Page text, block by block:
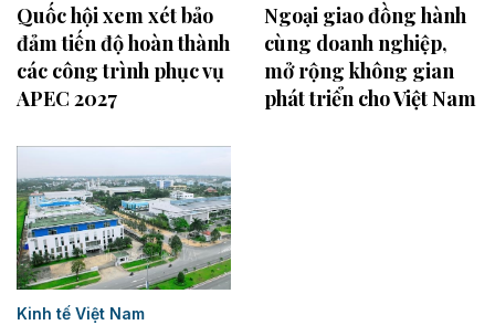
Quốc hội xem xét bảo
đảm tiến độ hoàn thành
các công trình phục vụ
APEC 2027
Ngoại giao đồng hành
cùng doanh nghiệp,
mở rộng không gian
phát triển cho Việt Nam
Kinh tế Việt Nam